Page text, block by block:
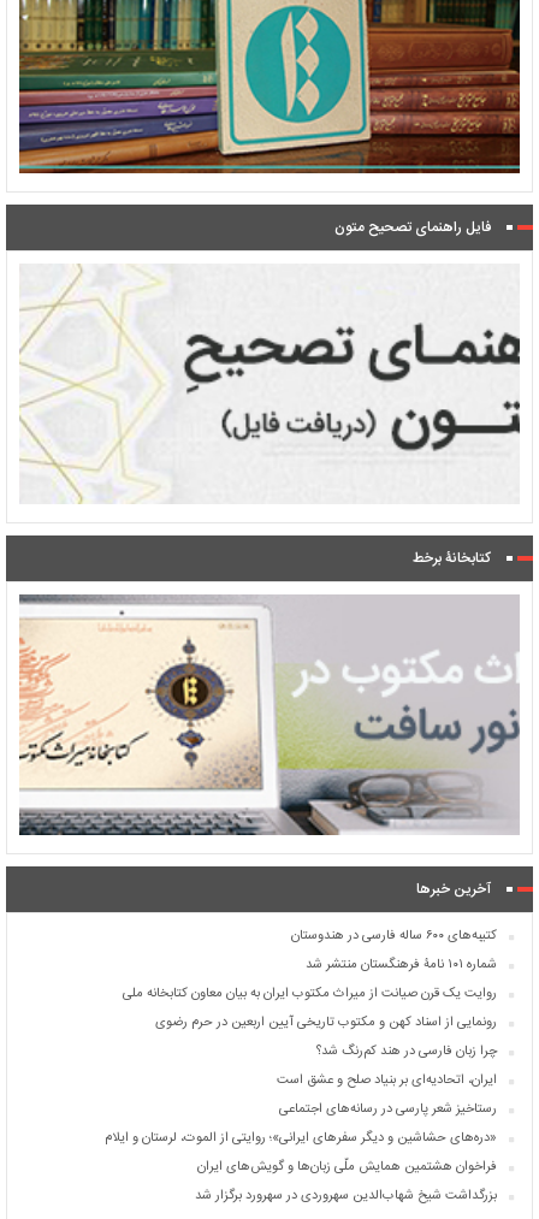
فایل راهنمای تصحیح متون
کتابخانۀ برخط
آخرین خبرها
کتیبه‌های ۶۰۰ ساله فارسی در هندوستان
شماره ۱۰۱ نامۀ فرهنگستان منتشر شد
روایت یک قرن صیانت از میراث مکتوب ایران به بیان معاون کتابخانه ملی
رونمایی از اسناد کهن و مکتوب تاریخی آیین اربعین در حرم رضوی
چرا زبان فارسی در هند کم‌رنگ شد؟
ایران، اتحادیه‌ای بر بنیاد صلح و عشق است
رستاخیز شعر پارسی در رسانه‌های اجتماعی
«دره‌های حشاشین و دیگر سفرهای ایرانی»؛ روایتی از الموت، لرستان و ایلام
فراخوان هشتمین همایش ملّی زبان‌ها و گویش‌های ایران
بزرگداشت شیخ شهاب‌الدین سهروردی در سهرورد برگزار شد